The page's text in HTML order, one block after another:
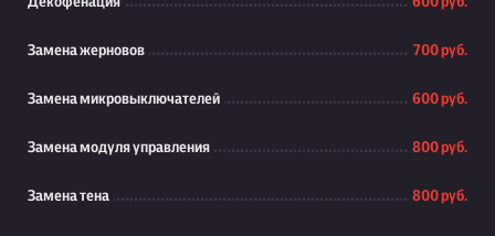
Замена жерновов 700 руб.
Замена микровыключателей 600 руб.
Замена модуля управления 800 руб.
Замена тена 800 руб.